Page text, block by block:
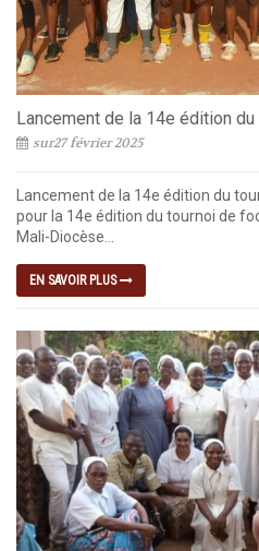
Lancement de la 14e édition
sur27 février 2025
Lancement de la 14e édition du
pour la 14e édition du tournoi de
Mali-Diocèse...
EN SAVOIR PLUS